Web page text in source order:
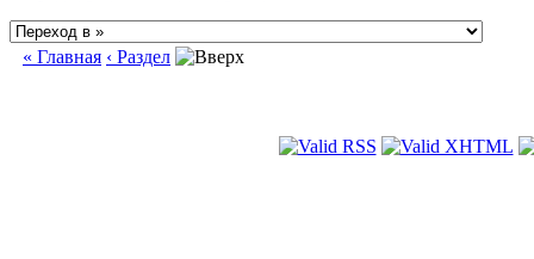
« Главная ‹ Раздел